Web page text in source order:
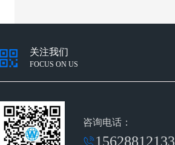
关注我们
FOCUS ON US
咨询电话：
15628812133